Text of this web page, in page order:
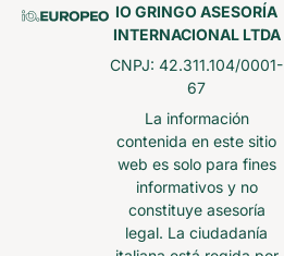
IO GRINGO ASESORÍA
INTERNACIONAL LTDA
CNPJ: 42.311.104/0001-
67
La información
contenida en este sitio
web es solo para fines
informativos y no
constituye asesoría
legal. La ciudadanía